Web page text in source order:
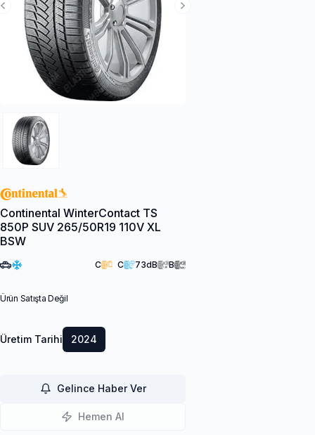
Next Slide
Previous Slide
Continental WinterContact TS
850P SUV 265/50R19 110V XL
BSW
C C 73dB B
Ürün Satışta Değil
Üretim Tarihi 2024
Gelince Haber Ver
Hemen Al